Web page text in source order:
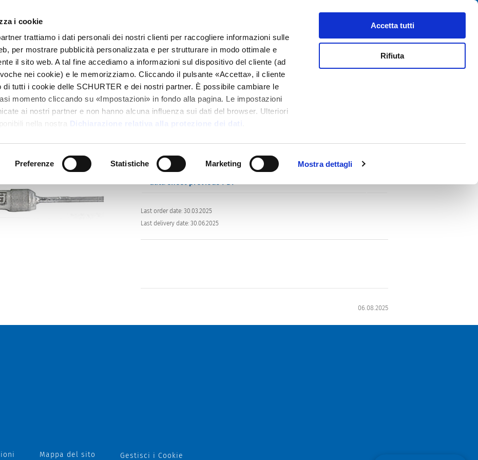
i cookie
trattiamo i dati personali dei nostri clienti per raccogliere informazioni sulle
per mostrare pubblicità personalizzata e per strutturare in modo ottimale e
il sito web. A tal fine accediamo a informazioni sul dispositivo del cliente (ad
nei cookie) e le memorizziamo. Cliccando il pulsante «Accetta», il cliente
di tutti i cookie delle SCHURTER e dei nostri partner. È possibile cambiare le
momento cliccando su «Impostazioni» in fondo alla pagina. Le impostazioni
ai nostri partner e non hanno alcuna influenza sui dati del browser. Ulteriori
nella nostra Dichiarazione relativa alla protezione dei dati
Preferenze Statistiche Marketing Mostra dettagli
Accetta tutti
Rifiuta
Catalogo Contatti
Series
172322
Subminiature Fuse, 2.3 x 8 mm, Quick-Acting F, 125 VAC, 125 VDC
data sheet previous PDF
Last order date: 30.03.2025
Last delivery date: 30.06.2025
06.08.2025
Mappa del sito Gestisci i Cookie